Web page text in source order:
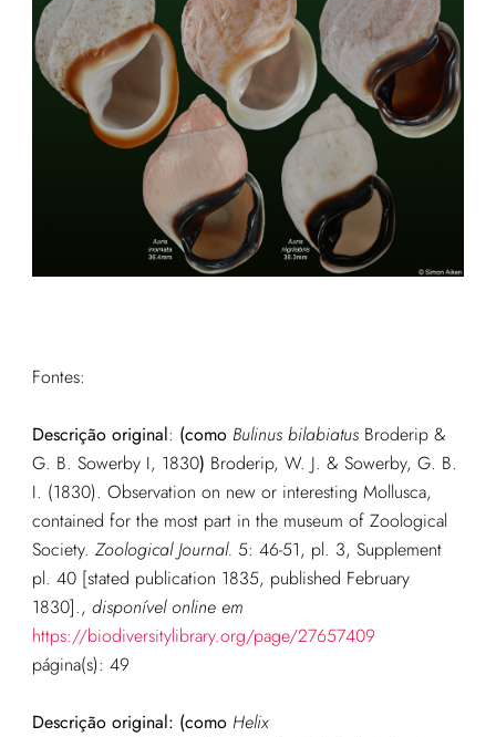
Fontes:
Descrição original: (como Bulinus bilabiatusBroderip &
G. B. Sowerby I, 1830) Broderip, W. J. & Sowerby, G. B.
I. (1830). Observation on new or interesting Mollusca,
contained for the most part in the museum of Zoological
Society. Zoological Journal. 5: 46-51, pl. 3, Supplement
pl. 40 [stated publication 1835, published February
1830]., disponível online em
https://biodiversitylibrary.org/page/27657409
página(s): 49
Descrição original: (como Helix